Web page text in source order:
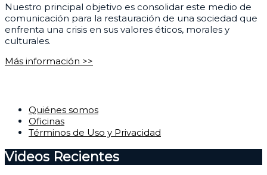
Nuestro principal objetivo es consolidar este medio de
comunicación para la restauración de una sociedad que
enfrenta una crisis en sus valores éticos, morales y
culturales.
Más información >>
Quiénes somos
Oficinas
Términos de Uso y Privacidad
Videos Recientes